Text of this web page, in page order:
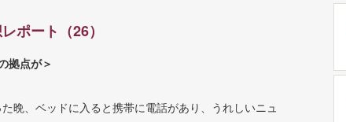
ポート（26）
拠点が＞
晩、ベッドに入ると携帯に電話があり、うれしいニュ